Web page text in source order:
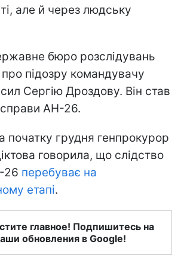
але й через людську
бюро розслідувань
підозру командувачу
Сергію Дроздову. Він став
АН-26.
початку грудня генпрокурор
говорила, що слідство
26 перебуває на
етапі.
главное! Подпишитесь на
обновления в Google!